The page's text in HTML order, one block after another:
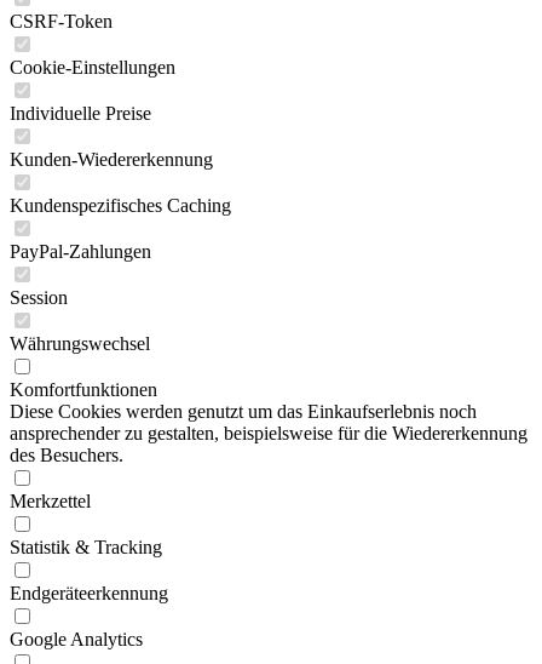
CSRF-Token
Cookie-Einstellungen
Individuelle Preise
Kunden-Wiedererkennung
Kundenspezifisches Caching
PayPal-Zahlungen
Session
Währungswechsel
Komfortfunktionen
Diese Cookies werden genutzt um das Einkaufserlebnis noch
ansprechender zu gestalten, beispielsweise für die Wiedererkennung
des Besuchers.
Merkzettel
Statistik & Tracking
Endgeräteerkennung
Google Analytics